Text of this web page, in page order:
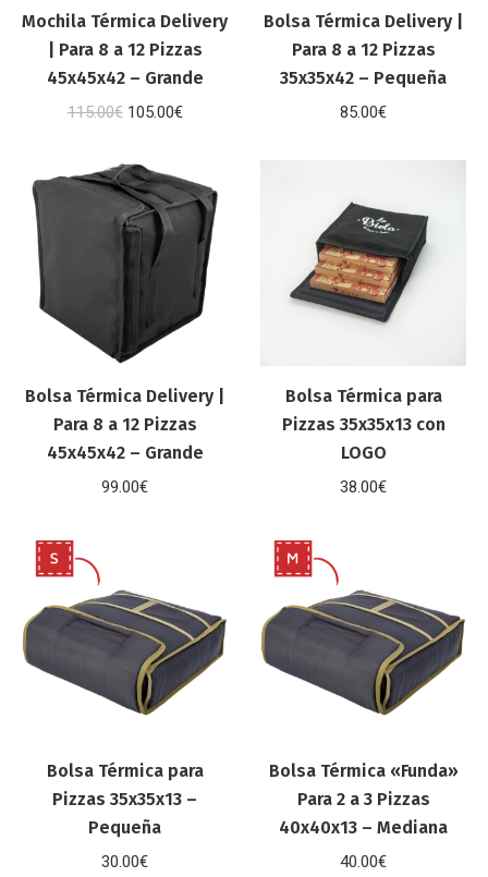
Mochila Térmica Delivery
| Para 8 a 12 Pizzas
45x45x42 – Grande
115.00€ El
original
era:
115.00€.
105.00€El
es:
105.00€.
Bolsa Térmica Delivery |
Para 8 a 12 Pizzas
35x35x42 – Pequeña
85.00€
Bolsa Térmica Delivery |
Para 8 a 12 Pizzas
45x45x42 – Grande
99.00€
Bolsa Térmica para
Pizzas 35x35x13 con
LOGO
38.00€
Bolsa Térmica para
Pizzas 35x35x13 –
Pequeña
30.00€
Bolsa Térmica «Funda»
Para 2 a 3 Pizzas
40x40x13 – Mediana
40.00€